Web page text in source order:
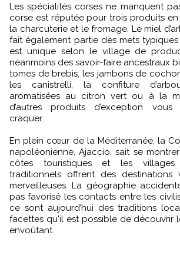
Les spécialités corses ne manquent pas. La gastronomie
corse est réputée pour trois produits en
la charcuterie et le fromage. Le miel
fait également partie des mets typiques
est unique selon le village de
néanmoins des savoir-faire ancestraux
tomes de brebis, les jambons de
les canistrelli, la confiture
aromatisées au citron vert ou à la
d’autres produits d’exception
craquer.
En plein cœur de la Méditerranée, la
napoléonienne, Ajaccio, sait se
côtes touristiques et les villages
traditionnels offrent des destinations
merveilleuses. La géographie
pas favorisé les contacts entre les
ce sont aujourd’hui des traditions
facettes qu'il est possible de découvrir
envoûtant.